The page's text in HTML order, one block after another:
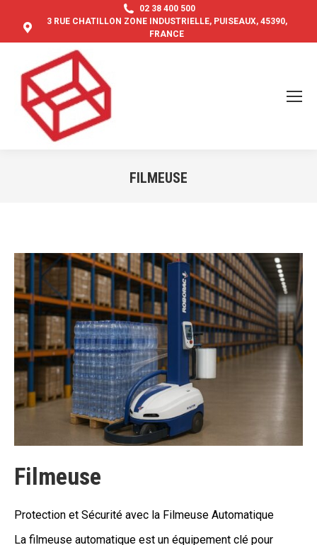
02 38 400 500
3 RUE CHATILLON ZONE INDUSTRIELLE, PUISEAUX, 45390,
FRANCE
FILMEUSE
Filmeuse
Protection et Sécurité avec la Filmeuse Automatique
La filmeuse automatique est un équipement clé pour